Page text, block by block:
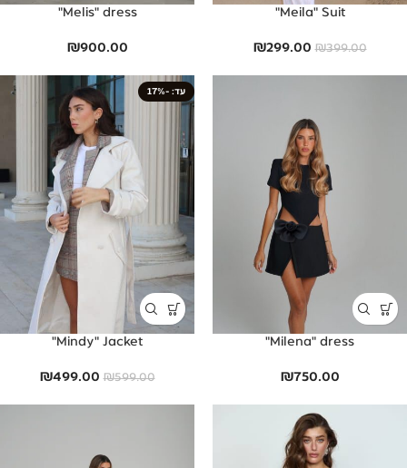
Meila" Suit"
₪399.00
₪299.00
Melis" dress"
₪900.00
Milena" dress"
₪750.00
-17%
Mindy" Jacket"
₪599.00
₪499.00